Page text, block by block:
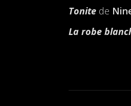
Tonite de
La robe